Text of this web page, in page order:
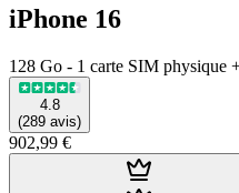
iPhone 16
128 Go - 1 carte SIM physique
4.8
(289 avis)
902,99 €